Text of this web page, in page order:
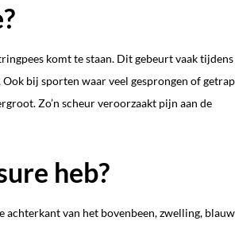
komt te staan. Dit gebeurt vaak tijdens
bij sporten waar veel gesprongen of
Zo’n scheur veroorzaakt pijn aan de
heb?
achterkant van het bovenbeen, zwelling,